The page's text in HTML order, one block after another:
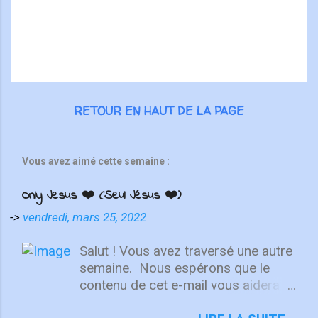
RETOUR EN HAUT DE LA PAGE
Vous avez aimé cette semaine :
Only Jesus ❤️ (Seul Jésus ❤️)
-> vendredi, mars 25, 2022
Salut ! Vous avez traversé une autre
semaine. ⁣ Nous espérons que le
contenu de cet e-mail vous aidera à